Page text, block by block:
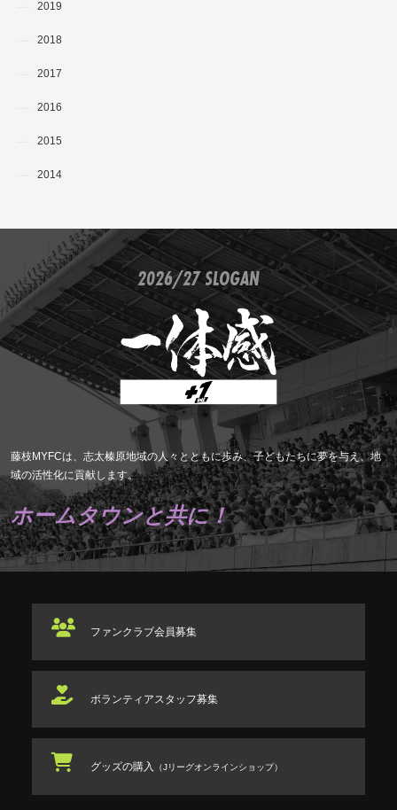
2019
2018
2017
2016
2015
2014
2026/27 SLOGAN
藤枝MYFCは、志太榛原地域の人々とともに歩み、子どもたちに夢を与え、地
域の活性化に貢献します。
ホームタウンと共に！
ファンクラブ会員募集
ボランティアスタッフ募集
グッズの購入 （Jリーグオンラインショップ）